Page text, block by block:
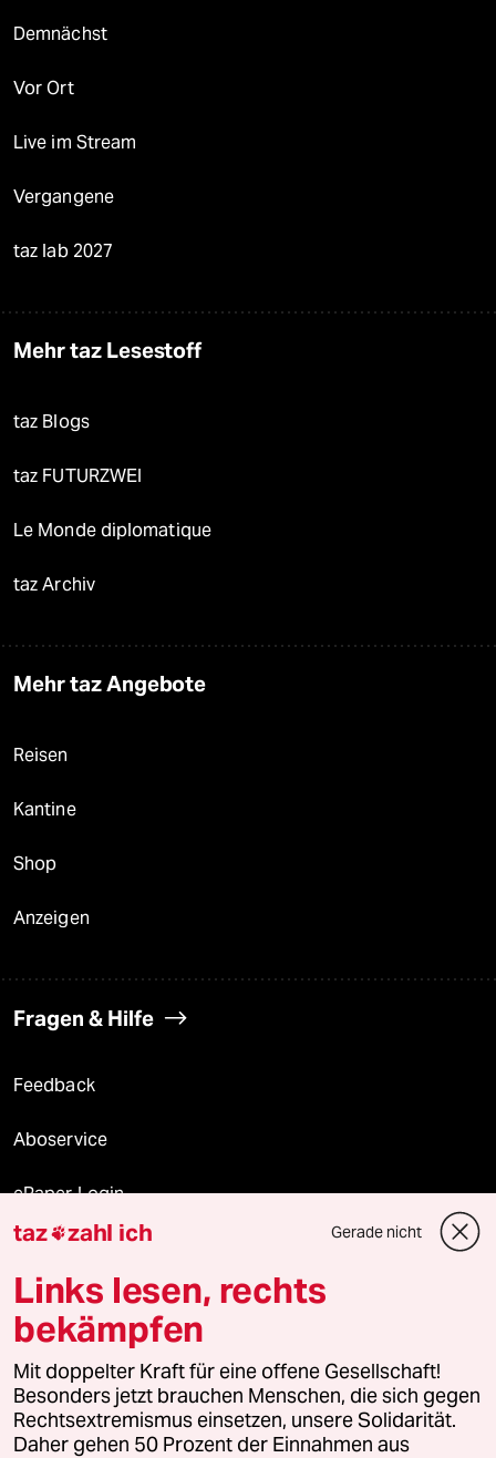
Demnächst
Vor Ort
Live im Stream
Vergangene
taz lab 2027
Mehr taz Lesestoff
taz Blogs
taz FUTURZWEI
Le Monde diplomatique
taz Archiv
Mehr taz Angebote
Reisen
Kantine
Shop
Anzeigen
Fragen & Hilfe
Feedback
Aboservice
ePaper Login
Downloads für Abonnierende
© 2026 taz Verlags und Vertriebs GmbH
Alle Rechte vorbehalten. Bei rechtlichen Fragen oder für Genehmigungen
wenden Sie sich bitte an lizenzen@taz.de
taz zahl ich Gerade nicht
Links lesen, rechts
bekämpfen
Mit doppelter Kraft für eine offene Gesellschaft!
Besonders jetzt brauchen Menschen, die sich gegen
Rechtsextremismus einsetzen, unsere Solidarität.
Daher gehen 50 Prozent der Einnahmen aus